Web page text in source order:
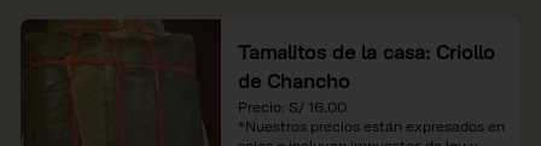
Tamalitos de la casa: Criollo
de Chancho
Precio: S/ 16.00
*Nuestros precios están expresados en